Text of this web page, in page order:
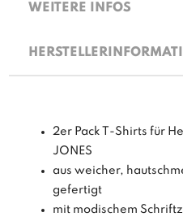
WEITERE INFOS
2er Pack T-Shirts für
JONES
aus weicher,
gefertigt
mit modischem